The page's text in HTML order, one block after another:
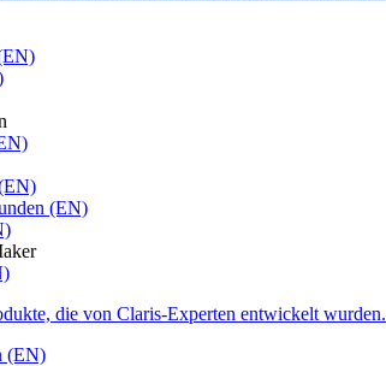
(EN)
die von Claris-Experten entwickelt wurden.
(EN)